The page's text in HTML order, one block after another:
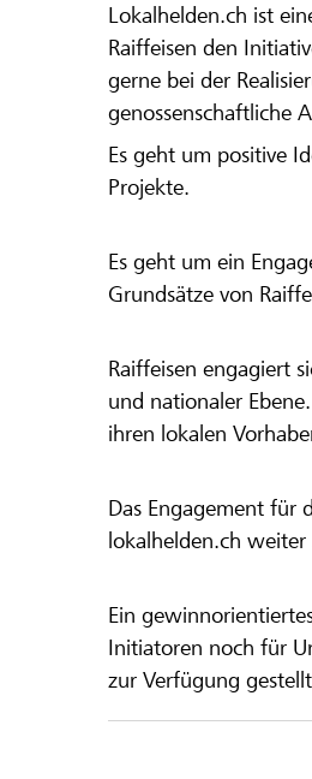
Lokalhelden.ch ist
Raiffeisen den
gerne bei der
genossenschaftliche
Es geht um positive
Projekte.
Es geht um ein
Grundsätze von
Raiffeisen engagiert
und nationaler
ihren lokalen
Das Engagement für
lokalhelden.ch weiter
Ein
Initiatoren noch für
zur Verfügung